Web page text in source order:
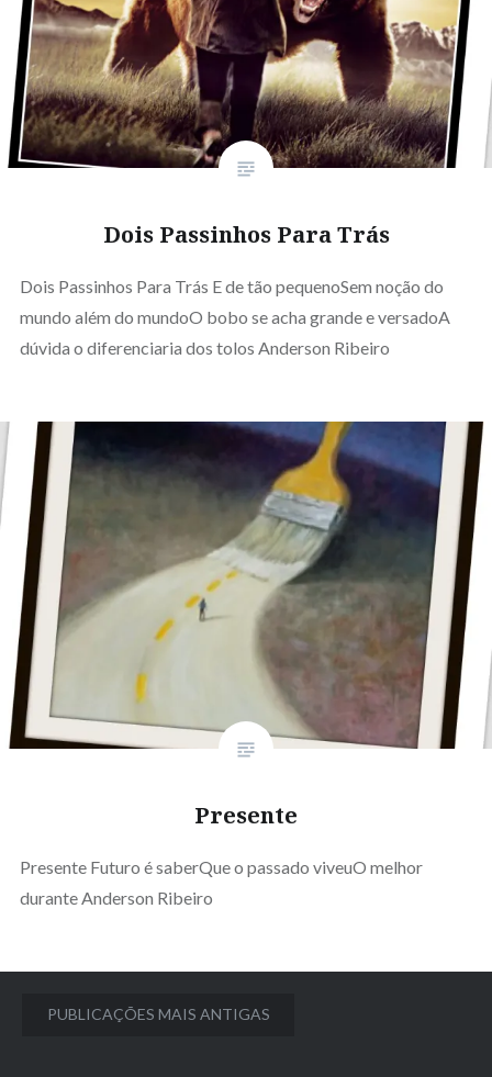
Dois Passinhos Para Trás
Dois Passinhos Para Trás E de tão pequenoSem noção do
mundo além do mundoO bobo se acha grande e versadoA
dúvida o diferenciaria dos tolos Anderson Ribeiro
Presente
Presente Futuro é saberQue o passado viveuO melhor
durante Anderson Ribeiro
Navegação
PUBLICAÇÕES MAIS ANTIGAS